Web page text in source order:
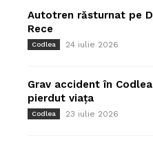
Autotren răsturnat pe
Rece
Codlea 24 iulie 2026
Grav accident în
pierdut viața
Codlea 23 iulie 2026